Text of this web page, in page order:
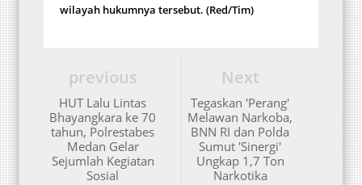
wilayah hukumnya tersebut. (Red/Tim)
Next
Tegaskan 'Perang'
Melawan Narkoba,
BNN RI dan Polda
Sumut 'Sinergi'
Ungkap 1,7 Ton
Narkotika
previous
HUT Lalu Lintas
Bhayangkara ke 70
tahun, Polrestabes
Medan Gelar
Sejumlah Kegiatan
Sosial